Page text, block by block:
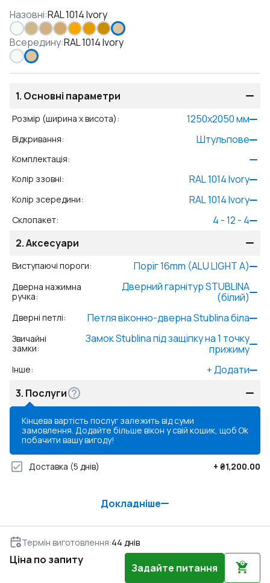
Назовні:RAL 1014 Ivory
Всередину:RAL 1014 Ivory
1. Основні параметри
Розмір (ширина x висота): 1250x2050мм
Відкривання: Штульпове
Комплектація:
Колір ззовні: RAL 1014 Ivory
Колір зсередини: RAL 1014 Ivory
Склопакет:
4 - 12 - 4
2.Аксесуари
Виступаючі пороги: Поріг 16mm (ALU LIGHT A)
Дверна нажимна
ручка:
Дверний гарнітур STUBLINA
(білий)
Дверні петлі: Петля віконно-дверна Stublina біла
Звичайні
замки:
Замок Stublina під защіпку на 1 точку
прижиму
Інше: +Додати
3. Послуги
Кінцева вартість послуг залежить від суми
замовлення. Додайте більше вікон у свій кошик, щоб
побачити вашу вигоду!
Ok
Доставка (5 днів) + ₴1,200.00
Докладніше
Термін виготовлення:44 днів
Ціна по запиту
Задайте питання